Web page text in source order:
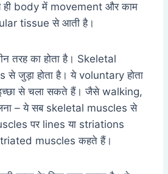
ही body में movement और काम
tissue से आती है।
तरह का होता है। Skeletal
से जुड़ा होता है। ये voluntary होता
इच्छा से चला सकते हैं। जैसे walking,
– ये सब skeletal muscles से
पर lines या striations
muscles कहते हैं।